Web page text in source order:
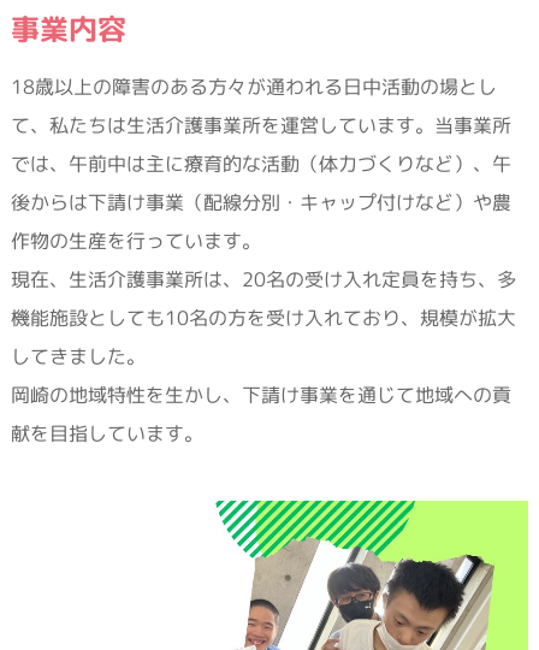
事業内容
18歳以上の障害のある方々が通われる日中活動の場とし
て、私たちは生活介護事業所を運営しています。当事業所
では、午前中は主に療育的な活動（体力づくりなど）、午
後からは下請け事業（配線分別・キャップ付けなど）や農
作物の生産を行っています。
現在、生活介護事業所は、20名の受け入れ定員を持ち、多
機能施設としても10名の方を受け入れており、規模が拡大
してきました。
岡崎の地域特性を生かし、下請け事業を通じて地域への貢
献を目指しています。